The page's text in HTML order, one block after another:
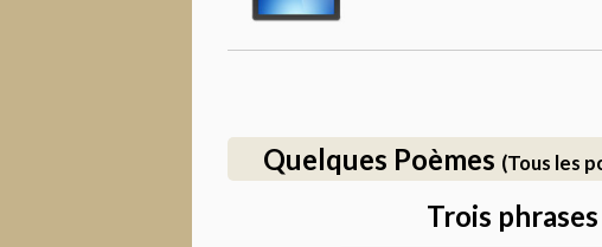
Quelques Poèmes (Tous les
Trois phrases